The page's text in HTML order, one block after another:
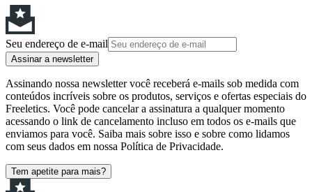
Seu endereço de e-mail
Assinar a newsletter
Assinando nossa newsletter você receberá e-mails sob medida com
conteúdos incríveis sobre os produtos, serviços e ofertas especiais do
Freeletics. Você pode cancelar a assinatura a qualquer momento
acessando o link de cancelamento incluso em todos os e-mails que
enviamos para você. Saiba mais sobre isso e sobre como lidamos
com seus dados em nossa Política de Privacidade.
Tem apetite para mais?